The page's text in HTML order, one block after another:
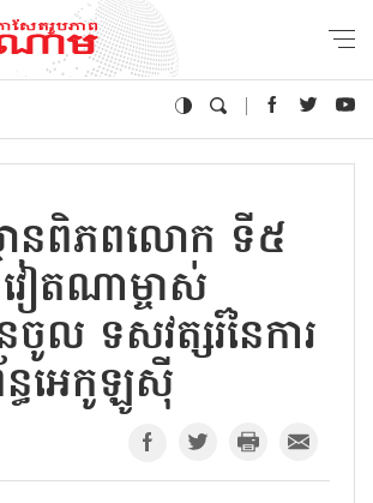
ថានពិភពលោក ទី៥
ៀតណាម្ចាស់
ល ទសវត្សរ៍នៃការ
ន្ធអេកូឡូស៊ី